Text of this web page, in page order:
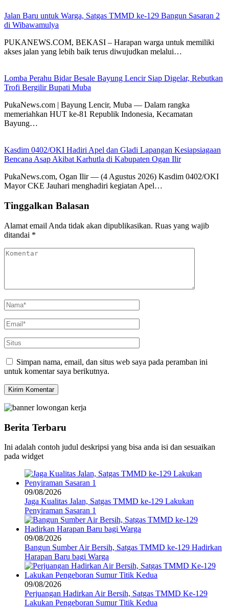
Jalan Baru untuk Warga, Satgas TMMD ke-129 Bangun Sasaran 2
di Wibawamulya
PUKANEWS.COM, BEKASI – Harapan warga untuk memiliki
akses jalan yang lebih baik terus diwujudkan melalui…
Lomba Perahu Bidar Besale Bayung Lencir Siap Digelar, Rebutkan
Trofi Bergilir Bupati Muba
PukaNews.com | Bayung Lencir, Muba — Dalam rangka
memeriahkan HUT ke-81 Republik Indonesia, Kecamatan
Bayung…
Kasdim 0402/OKI Hadiri Apel dan Gladi Lapangan Kesiapsiagaan
Bencana Asap Akibat Karhutla di Kabupaten Ogan Ilir
PukaNews.com, Ogan Ilir — (4 Agustus 2026) Kasdim 0402/OKI
Mayor CKE Jauhari menghadiri kegiatan Apel…
Tinggalkan Balasan
Alamat email Anda tidak akan dipublikasikan. Ruas yang wajib
ditandai *
Simpan nama, email, dan situs web saya pada peramban ini
untuk komentar saya berikutnya.
Berita Terbaru
Ini adalah contoh judul deskripsi yang bisa anda isi dan sesuaikan
pada widget
09/08/2026
Jaga Kualitas Jalan, Satgas TMMD ke-129 Lakukan
Penyiraman Sasaran 1
09/08/2026
Bangun Sumber Air Bersih, Satgas TMMD ke-129 Hadirkan
Harapan Baru bagi Warga
09/08/2026
Perjuangan Hadirkan Air Bersih, Satgas TMMD Ke-129
Lakukan Pengeboran Sumur Titik Kedua